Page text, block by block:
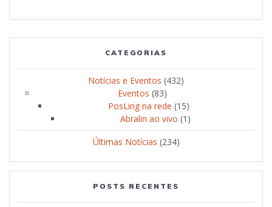
CATEGORIAS
Notícias e Eventos (432)
Eventos (83)
PosLing na rede (15)
Abralin ao vivo (1)
Últimas Notícias (234)
POSTS RECENTES